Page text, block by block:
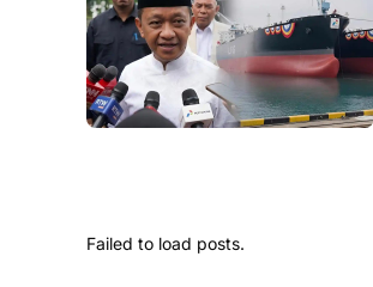
Failed to load posts.